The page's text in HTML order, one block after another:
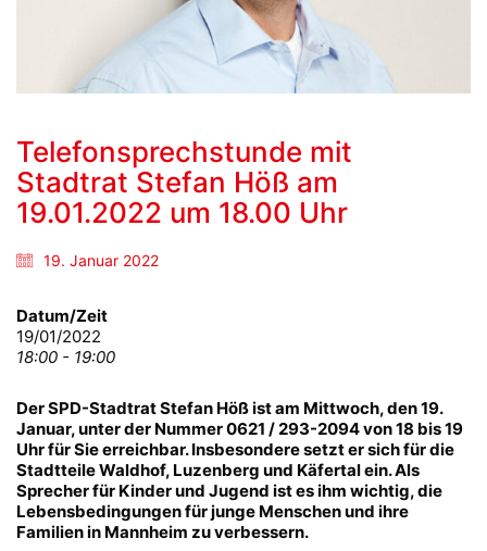
Telefonsprechstunde mit
Stadtrat Stefan Höß am
19.01.2022 um 18.00 Uhr
19. Januar 2022
Datum/Zeit
19/01/2022
18:00 - 19:00
Der SPD-Stadtrat Stefan Höß ist am Mittwoch, den 19.
Januar, unter der Nummer 0621 / 293-2094 von 18 bis 19
Uhr für Sie erreichbar. Insbesondere setzt er sich für die
Stadtteile Waldhof, Luzenberg und Käfertal ein. Als
Sprecher für Kinder und Jugend ist es ihm wichtig, die
Lebensbedingungen für junge Menschen und ihre
Familien in Mannheim zu verbessern.